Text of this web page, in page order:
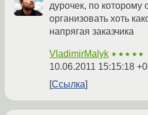
дурочек, по которому
организовать хоть
напрягая заказчика
VladimirMalyk ★★★★★
10.06.2011 15:15:18
Ссылка